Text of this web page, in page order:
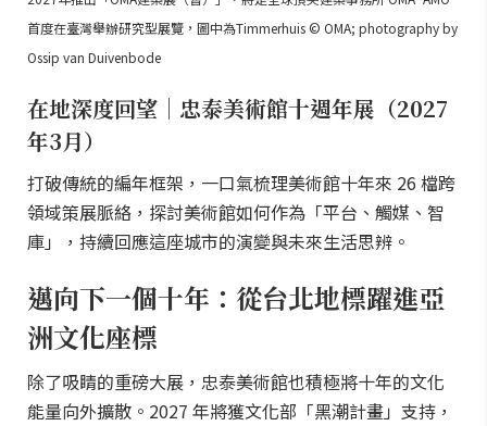
首度在臺灣舉辦研究型展覽，圖中為Timmerhuis © OMA; photography by
Ossip van Duivenbode
在地深度回望｜忠泰美術館十週年展（2027
年3月）
打破傳統的編年框架，一口氣梳理美術館十年來 26 檔跨
領域策展脈絡，探討美術館如何作為「平台、觸媒、智
庫」，持續回應這座城市的演變與未來生活思辨。
邁向下一個十年：從台北地標躍進亞
洲文化座標
除了吸睛的重磅大展，忠泰美術館也積極將十年的文化
能量向外擴散。2027 年將獲文化部「黑潮計畫」支持，